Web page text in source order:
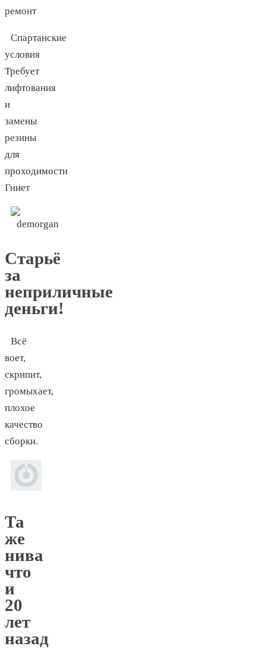
ремонт
Спартанские
условия
Требует
лифтования
и
замены
резины
для
проходимости
Гниет
Старьё
за
неприличные
деньги!
Всё
воет,
скрипит,
громыхает,
плохое
качество
сборки.
Та
же
нива
что
и
20
лет
назад